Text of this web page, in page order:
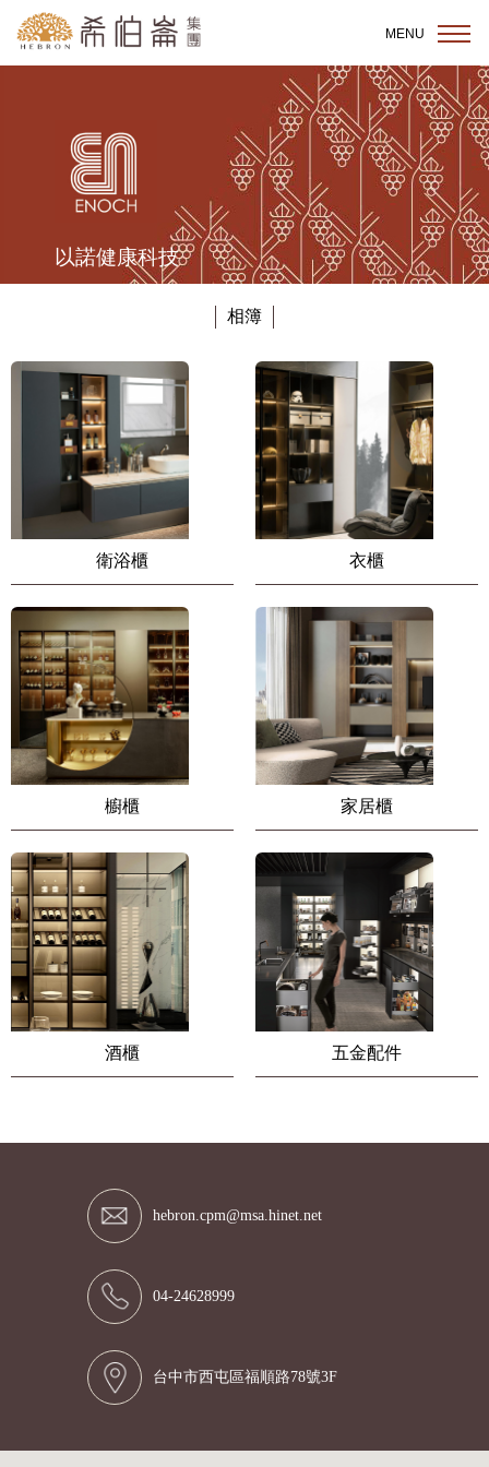
跳到主要內容區塊
MENU
以諾健康科技
相簿
衛浴櫃 衣櫃
櫥櫃 家居櫃
酒櫃 五金配件
hebron.cpm@msa.hinet.net
04-24628999
台中市西屯區福順路78號3F